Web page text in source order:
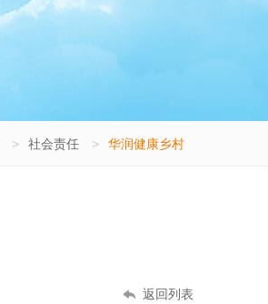
> 社会责任 > 华润健康乡村
返回列表